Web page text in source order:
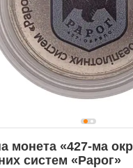
монета «427-ма
систем «Рарог»